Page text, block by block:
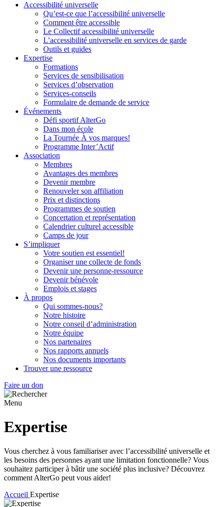
Accessibilité universelle
Qu’est-ce que l’accessibilité universelle
Comment être accessible
Le Collectif accessibilité universelle
L’accessibilité universelle en services de garde
Outils et guides
Expertise
Formations
Services de sensibilisation
Services d’observation
Services-conseils
Formulaire de demande de service
Événements
Défi sportif AlterGo
Dans mon école
La Tournée À vos marques!
Programme Inter’Actif
Association
Membres
Avantages des membres
Devenir membre
Renouveler son affiliation
Prix et distinctions
Programmes de soutien
Concertation et représentation
Calendrier culturel accessible
Camps de jour
S’impliquer
Votre soutien est essentiel!
Organiser une collecte de fonds
Devenir une personne-ressource
Devenir bénévole
Emplois et stages
À propos
Qui sommes-nous?
Notre histoire
Notre conseil d’administration
Notre équipe
Nos partenaires
Nos rapports annuels
Nos documents importants
Trouver une ressource
Faire un don
Menu
Expertise
Vous cherchez à vous familiariser avec l’accessibilité universelle et
les besoins des personnes ayant une limitation fonctionnelle? Vous
souhaitez participer à bâtir une société plus inclusive? Découvrez
comment AlterGo peut vous aider!
Accueil Expertise